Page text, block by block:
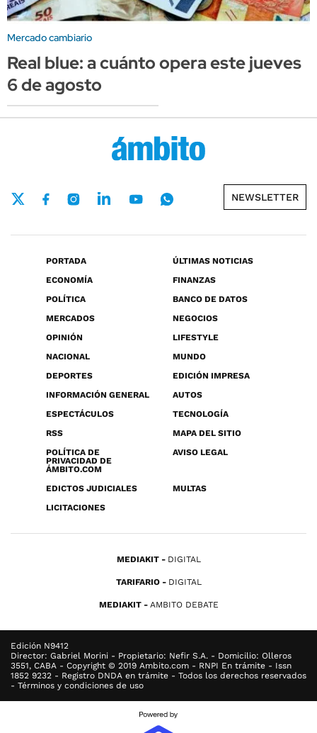
Mercado cambiario
Real blue: a cuánto opera este jueves
6 de agosto
NEWSLETTER
PORTADA
ÚLTIMAS NOTICIAS
ECONOMÍA
FINANZAS
POLÍTICA
BANCO DE DATOS
MERCADOS
NEGOCIOS
OPINIÓN
LIFESTYLE
NACIONAL
MUNDO
DEPORTES
EDICIÓN IMPRESA
INFORMACIÓN GENERAL
AUTOS
ESPECTÁCULOS
TECNOLOGÍA
RSS
MAPA DEL SITIO
POLÍTICA DE
PRIVACIDAD DE
ÁMBITO.COM
AVISO LEGAL
EDICTOS JUDICIALES
MULTAS
LICITACIONES
MEDIAKIT DIGITAL
TARIFARIO DIGITAL
MEDIAKIT AMBITO DEBATE
Edición N9412
Director: Gabriel Morini - Propietario: Nefir S.A. - Domicilio: Olleros
3551, CABA - Copyright © 2019 Ambito.com - RNPI En trámite - Issn
1852 9232 - Registro DNDA en trámite - Todos los derechos reservados
- Términos y condiciones de uso